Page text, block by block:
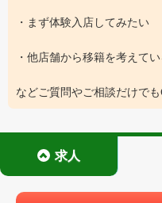
・まず体験入店してみたい
・他店舗から移籍を考えてい
などご質問やご相談だけでも
求人